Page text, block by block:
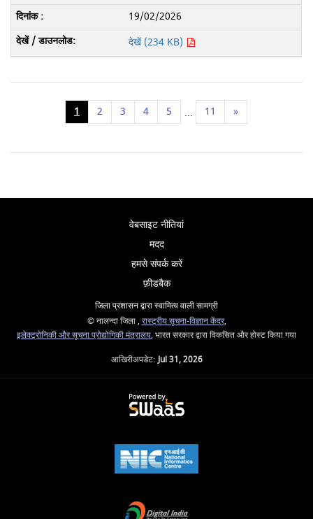
19/02/2026
देखें (234 KB)
1 2 3 4 5 ... 11 »
वेबसाइट नीतियां
मदद
हमसे संपर्क करें
फ़ीडबैक
जिला प्रशासन द्वारा स्वामित्व वाली सामग्री
© नालन्दा जिला , रास्ट्रीय सूचना-विज्ञान केंद्र,
इलेक्ट्रोनिकी और सूचना प्रोद्योगिकी मंत्रालय, भारत सरकार द्वारा विकसित और होस्ट किया गया
आखिरीअपडेट:Jul 31, 2026